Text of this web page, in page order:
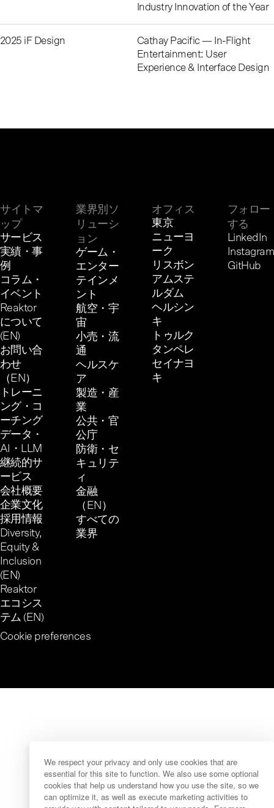
We respect your privacy and only use cookies that are
essential for this site to function. We also use some optional
cookies that help us understand how you use the site, so we
can optimize it, as well as execute marketing activities to
Industry Innovation of the Year
2025 iF Design
Cathay Pacific — In-Flight
Entertainment: User
Experience & Interface Design
サイトマ
ップ
サービス
実績・事
例
コラム・
イベント
Reaktor
について
(EN)
お問い合
わせ
（EN）
トレーニ
ング・コ
ーチング
データ・
AI・LLM
継続的サ
ービス
会社概要
企業文化
採用情報
Diversity,
Equity &
Inclusion
(EN)
Reaktor
エコシス
テム (EN)
業界別ソ
リューシ
ョン
ゲーム・
エンター
テインメ
ント
航空・宇
宙
小売・流
通
ヘルスケ
ア
製造・産
業
公共・官
公庁
防衛・セ
キュリテ
ィ
金融
（EN）
すべての
業界
オフィス
東京
ニューヨ
ーク
リスボン
アムステ
ルダム
ヘルシン
キ
トゥルク
タンペレ
セイナヨ
キ
フォロー
する
LinkedIn
Instagram
GitHub
Cookie preferences